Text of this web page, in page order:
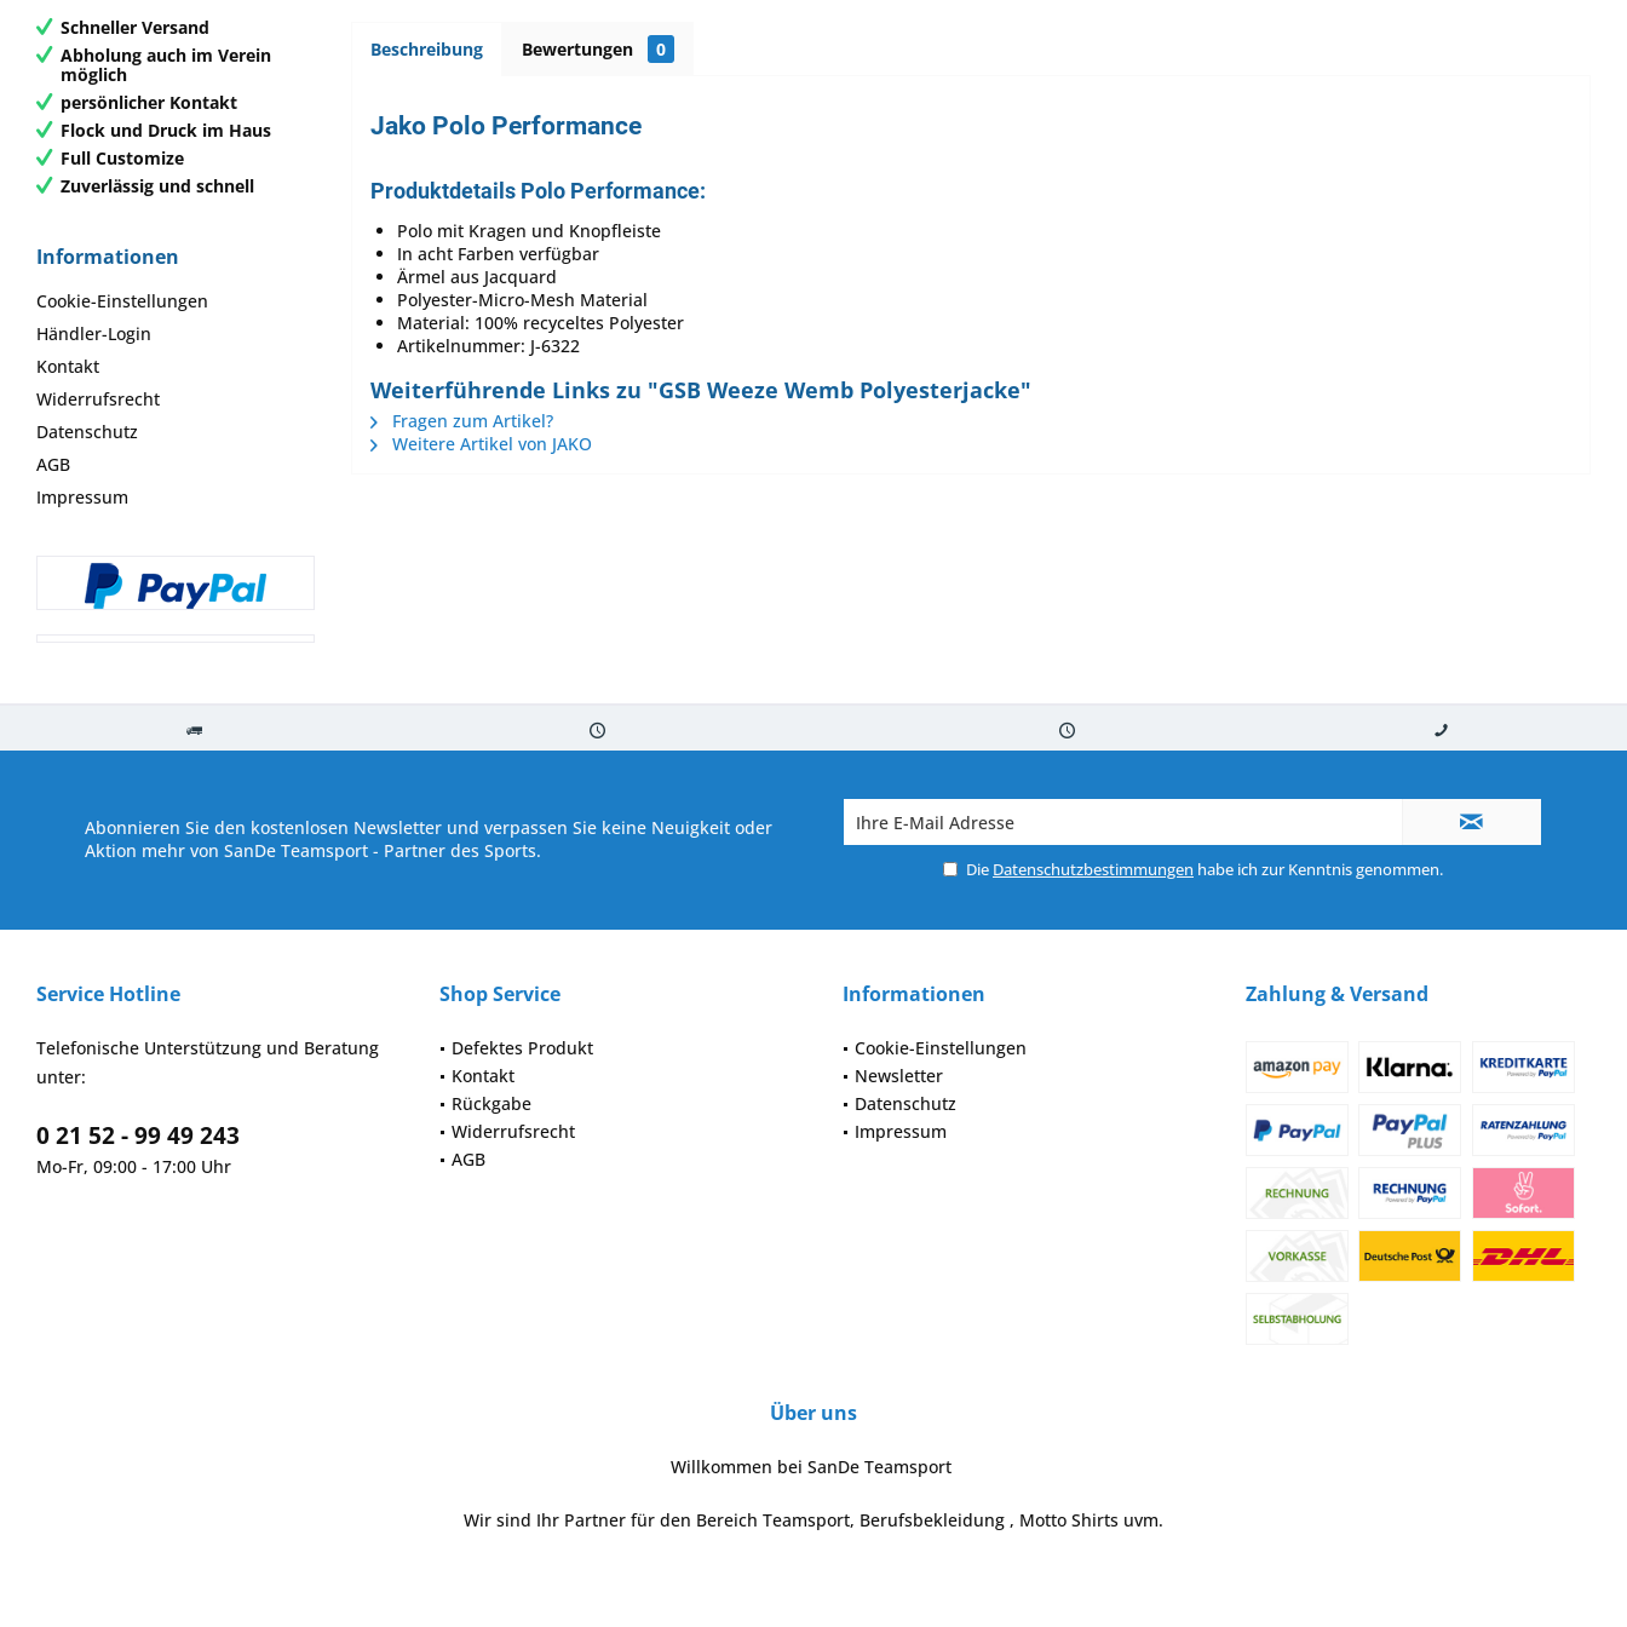
Schneller Versand
Abholung auch im Verein
möglich
persönlicher Kontakt
Flock und Druck im Haus
Full Customize
Zuverlässig und schnell
Informationen
Cookie-Einstellungen
Händler-Login
Kontakt
Widerrufsrecht
Datenschutz
AGB
Impressum
Beschreibung Bewertungen 0
Jako Polo Performance
Produktdetails Polo Performance:
Polo mit Kragen und Knopfleiste
In acht Farben verfügbar
Ärmel aus Jacquard
Polyester-Micro-Mesh Material
Material: 100% recyceltes Polyester
Artikelnummer: J-6322
Weiterführende Links zu "GSB Weeze Wemb Polyesterjacke"
Fragen zum Artikel?
Weitere Artikel von JAKO
Abonnieren Sie den kostenlosen Newsletter und verpassen Sie keine Neuigkeit oder
Aktion mehr von SanDe Teamsport - Partner des Sports.
Die Datenschutzbestimmungen habe ich zur Kenntnis genommen.
Service Hotline
Telefonische Unterstützung und Beratung
unter:
0 21 52 - 99 49 243
Mo-Fr, 09:00 - 17:00 Uhr
Shop Service
Defektes Produkt
Kontakt
Rückgabe
Widerrufsrecht
AGB
Informationen
Cookie-Einstellungen
Newsletter
Datenschutz
Impressum
Zahlung & Versand
Über uns
Willkommen bei SanDe Teamsport
Wir sind Ihr Partner für den Bereich Teamsport, Berufsbekleidung , Motto Shirts uvm.